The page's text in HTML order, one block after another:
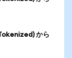
から